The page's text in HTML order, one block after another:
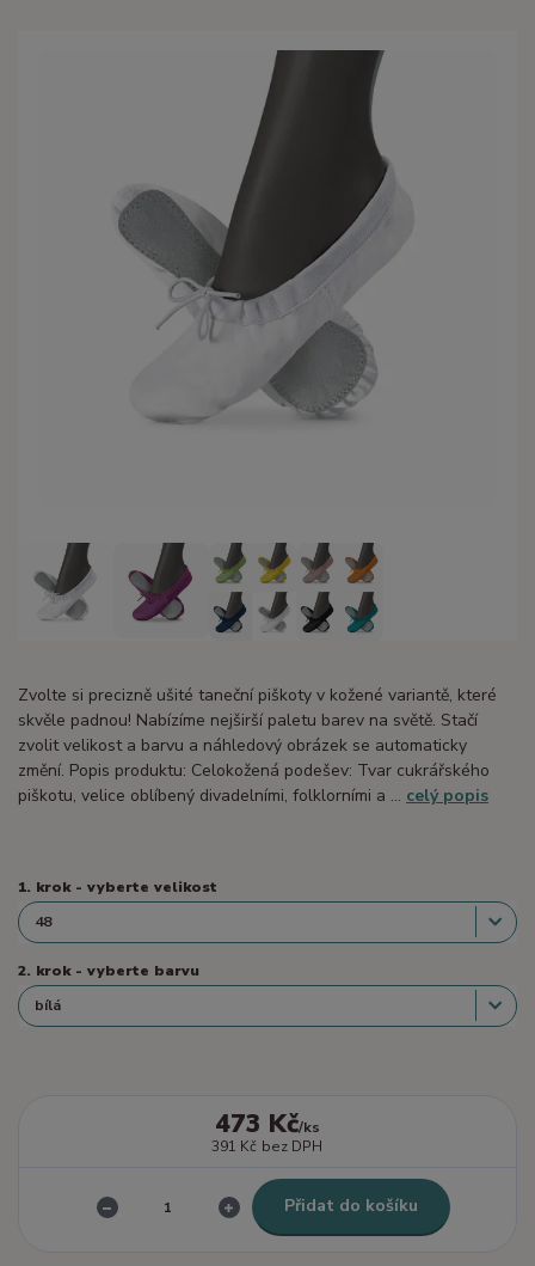
Zvolte si precizně ušité taneční piškoty v kožené variantě, které
skvěle padnou! Nabízíme nejširší paletu barev na světě. Stačí
zvolit velikost a barvu a náhledový obrázek se automaticky
změní. Popis produktu: Celokožená podešev: Tvar cukrářského
piškotu, velice oblíbený divadelními, folklorními a ... celý popis
1. krok - vyberte velikost
2. krok - vyberte barvu
473 Kč/ks
391 Kč bez DPH
Přidat do košíku